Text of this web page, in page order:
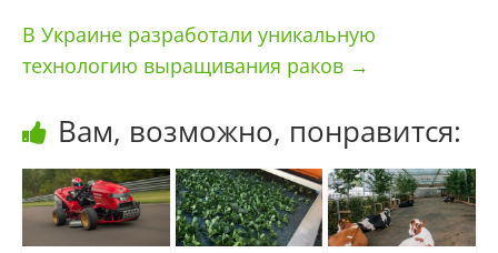
В Украине разработали уникальную
технологию выращивания раков →
Вам, возможно, понравится: